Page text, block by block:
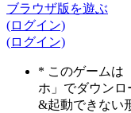
ブラウザ版を遊ぶ
(ログイン)
(ログイン)
* このゲームは
ホ」でダウン
&起動できない